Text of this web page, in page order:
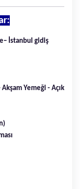
İstanbul gidiş
Yemeği - Açık